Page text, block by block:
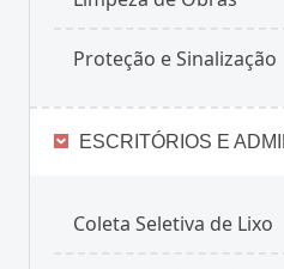
Proteção e Sinalização
ESCRITÓRIOS E
Coleta Seletiva de Lixo